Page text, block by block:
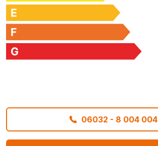
06032 - 8 004 004